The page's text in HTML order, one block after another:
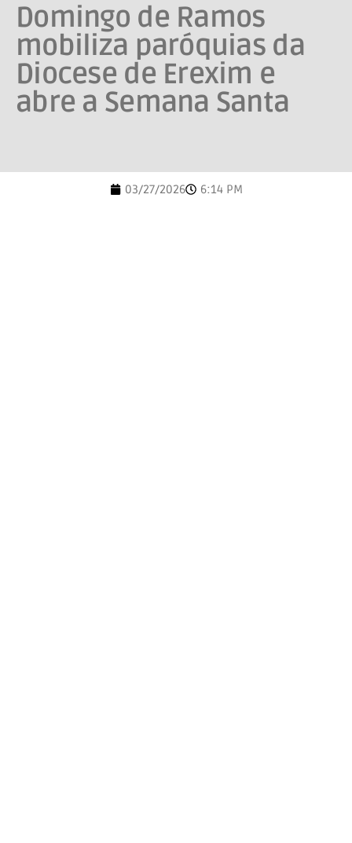
Domingo de Ramos
mobiliza paróquias da
Diocese de Erexim e
abre a Semana Santa
03/27/2026 6:14 PM